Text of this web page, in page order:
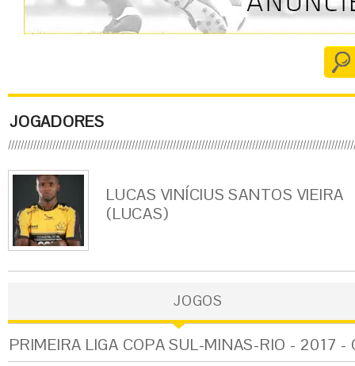
JOGADORES
LUCAS VINÍCIUS SANTOS VIEIRA
(LUCAS)
JOGOS
PRIMEIRA LIGA COPA SUL-MINAS-RIO - 2017 -